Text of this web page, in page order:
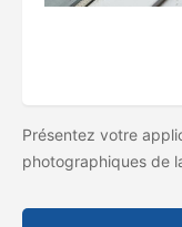
Présentez votre
photographiques de